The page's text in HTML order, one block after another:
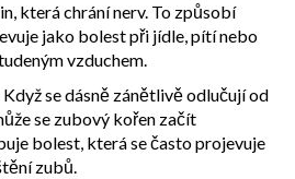
která chrání nerv. To způsobí
jako bolest při jídle, pítí nebo
vzduchem.
Když se dásně zánětlivě odlučují od
se zubový kořen začít
bolest, která se často projevuje
zubů.